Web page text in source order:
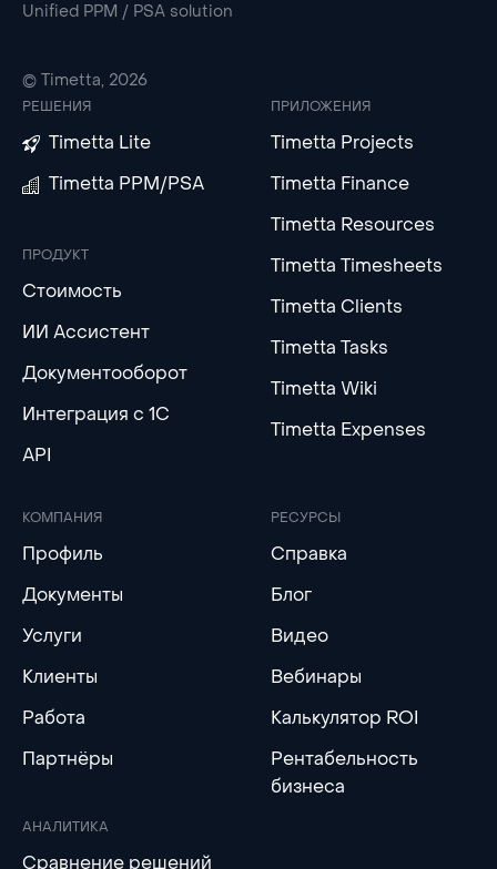
Unified PPM / PSA solution
© Timetta, 2026
РЕШЕНИЯ
Timetta Lite
Timetta PPM/PSA
ПРОДУКТ
Стоимость
ИИ Ассистент
Документооборот
Интеграция с 1С
API
ПРИЛОЖЕНИЯ
Timetta Projects
Timetta Finance
Timetta Resources
Timetta Timesheets
Timetta Clients
Timetta Tasks
Timetta Wiki
Timetta Expenses
КОМПАНИЯ
Профиль
Документы
Услуги
Клиенты
Работа
Партнёры
РЕСУРСЫ
Справка
Блог
Видео
Вебинары
Калькулятор ROI
Рентабельность
бизнеса
АНАЛИТИКА
Сравнение решений